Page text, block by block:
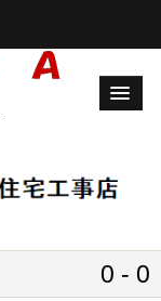
0 - 0